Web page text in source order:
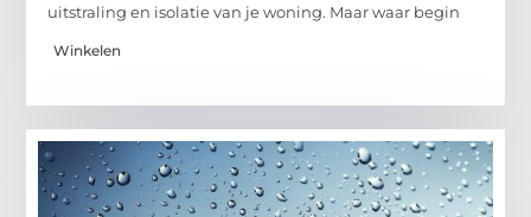
uitstraling en isolatie van je woning. Maar waar begin
Winkelen